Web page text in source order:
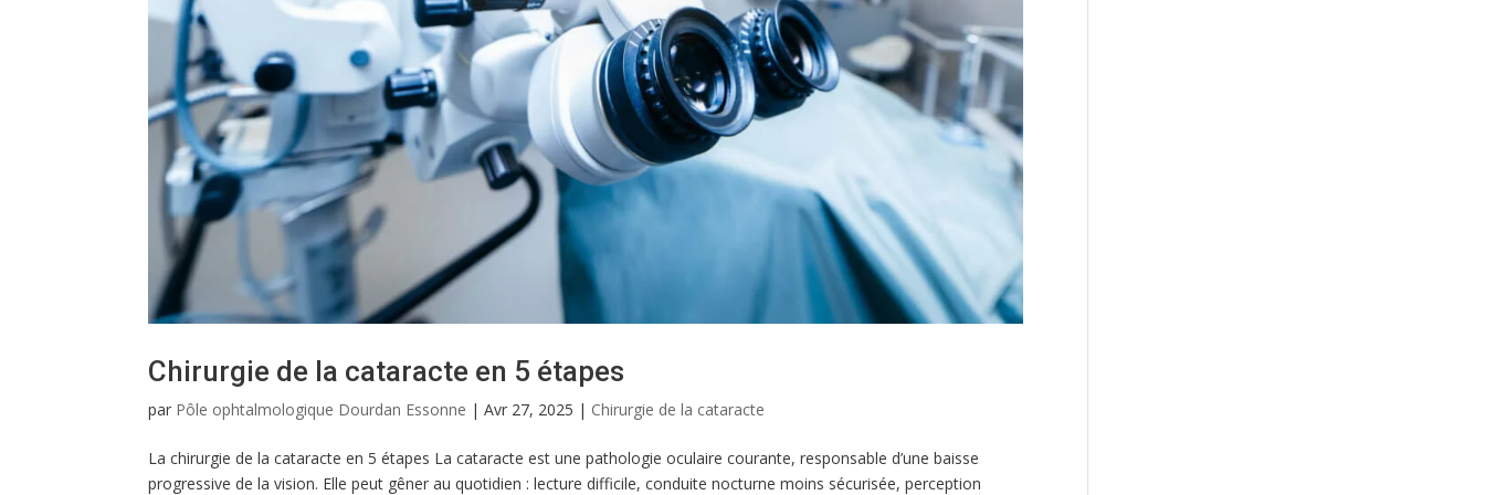
Chirurgie de la cataracte en 5 étapes
par Pôle ophtalmologique Dourdan Essonne |Avr 27, 2025 | Chirurgie de la cataracte
La chirurgie de la cataracte en 5 étapes La cataracte est une pathologie oculaire courante, responsable d’une baisse
progressive de la vision. Elle peut gêner au quotidien : lecture difficile, conduite nocturne moins sécurisée, perception